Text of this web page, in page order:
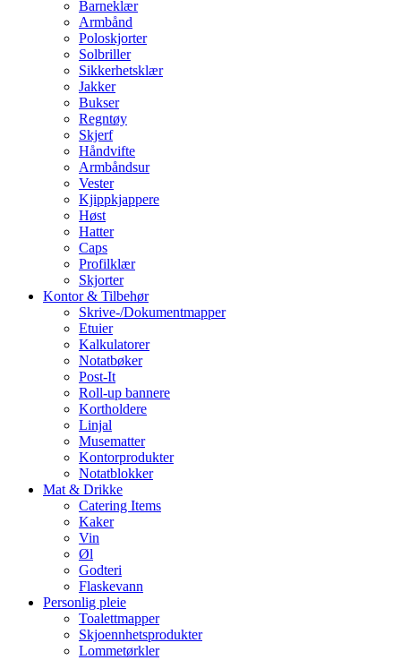
Barneklær
Armbånd
Poloskjorter
Solbriller
Sikkerhetsklær
Jakker
Bukser
Regntøy
Skjerf
Håndvifte
Armbåndsur
Vester
Kjippkjappere
Høst
Hatter
Caps
Profilklær
Skjorter
Kontor & Tilbehør
Skrive-/Dokumentmapper
Etuier
Kalkulatorer
Notatbøker
Post-It
Roll-up bannere
Kortholdere
Linjal
Musematter
Kontorprodukter
Notatblokker
Mat & Drikke
Catering Items
Kaker
Vin
Øl
Godteri
Flaskevann
Personlig pleie
Toalettmapper
Skjoennhetsprodukter
Lommetørkler